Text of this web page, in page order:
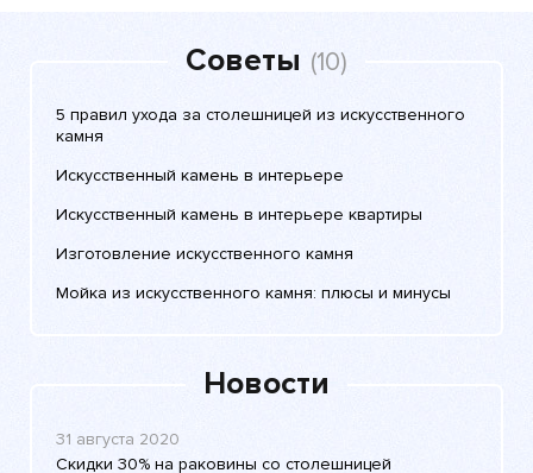
Советы (10)
5 правил ухода за столешницей из искусственного
камня
Искусственный камень в интерьере
Искусственный камень в интерьере квартиры
Изготовление искусственного камня
Мойка из искусственного камня: плюсы и минусы
Новости
31 августа 2020
Скидки 30% на раковины со столешницей